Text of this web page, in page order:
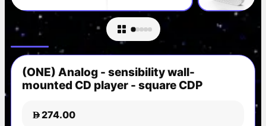
(ONE) Analog - sensibility wall-
mounted CD player - square CDP
D274.00